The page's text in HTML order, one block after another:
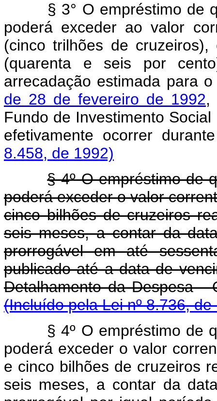
§ 3° O empréstimo de
poderá exceder ao valor
(cinco trilhões de
(quarenta e seis por
arrecadação estimada para
de 28 de fevereiro de 1992,
Fundo de Investimento
efetivamente ocorrer
8.458, de 1992)
§ 4º O empréstimo de
poderá exceder o valor
cinco bilhões de cruzeiros
seis meses, a contar da
prorrogável em até
publicado até a data de
Detalhamento da Despesa -
(Incluído pela Lei nº 8.736, de
§ 4º O empréstimo de
poderá exceder o valor
e cinco bilhões de cruzeiros
seis meses, a contar da